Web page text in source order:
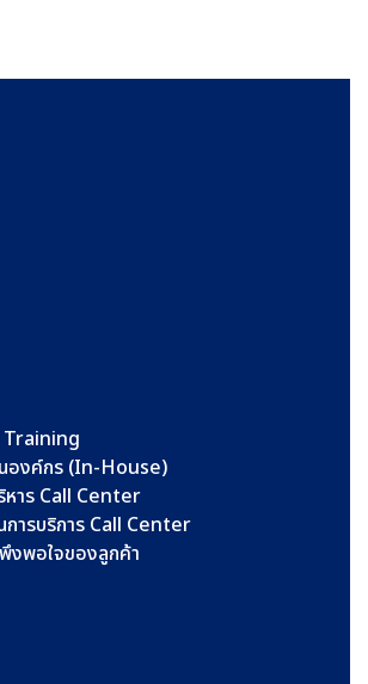
Training
องค์กร (In-House)
หาร Call Center
การบริการ Call Center
งพอใจของลูกค้า